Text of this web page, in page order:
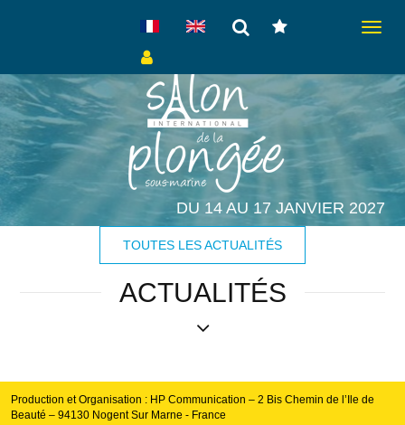
Toggle
DU 14 AU 17 JANVIER 2027
TOUTES LES ACTUALITÉS
ACTUALITÉS
Production et Organisation : HP Communication – 2 Bis Chemin de l’Ile de
Beauté – 94130 Nogent Sur Marne - France